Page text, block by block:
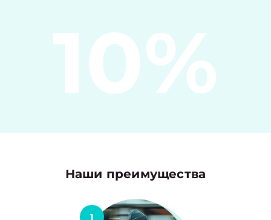
10%
Наши преимущества
1